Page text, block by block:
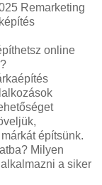
Remarketing
online
építsünk.
Milyen
a siker